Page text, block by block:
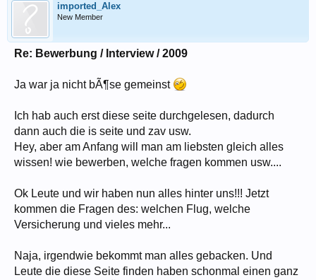
imported_Alex
New Member
Re: Bewerbung / Interview / 2009
Ja war ja nicht bÃ¶se gemeinst
Ich hab auch erst diese seite durchgelesen, dadurch
dann auch die is seite und zav usw.
Hey, aber am Anfang will man am liebsten gleich alles
wissen! wie bewerben, welche fragen kommen usw....
Ok Leute und wir haben nun alles hinter uns!!! Jetzt
kommen die Fragen des: welchen Flug, welche
Versicherung und vieles mehr...
Naja, irgendwie bekommt man alles gebacken. Und
Leute die diese Seite finden haben schonmal einen ganz